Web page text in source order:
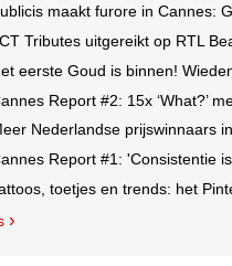
maakt furore in Cannes: Goud voor Renault-
Tributes uitgereikt op RTL Beach in
Goud is binnen! Wieden+Kennedy glanst met
Report #2: 15x ‘What?’ met marketing-enfant terrible
Nederlandse prijswinnaars in Cannes: Brons en Zilver
Report #1: 'Consistentie is de
toetjes en trends: het Pinterest Manifestival zet inspiratie om in